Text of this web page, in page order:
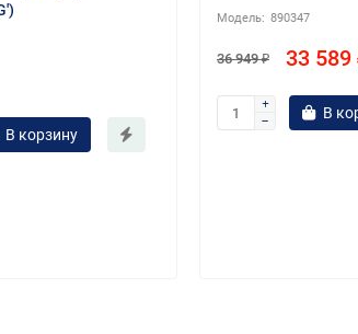
В корзину
890347
36 949 ₽ 33 589
В